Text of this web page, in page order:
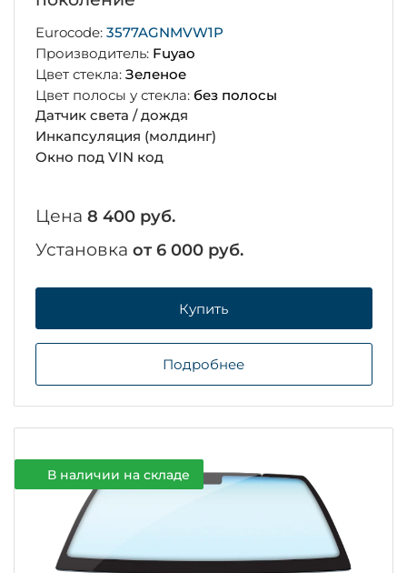
Eurocode: 3577AGNMVW1P
Производитель: Fuyao
Цвет стекла: Зеленое
Цвет полосы у стекла: без полосы
Датчик света / дождя
Инкапсуляция (молдинг)
Окно под VIN код
Цена 8 400 руб.
Установка от 6 000 руб.
Купить
Подробнее
В наличии на складе